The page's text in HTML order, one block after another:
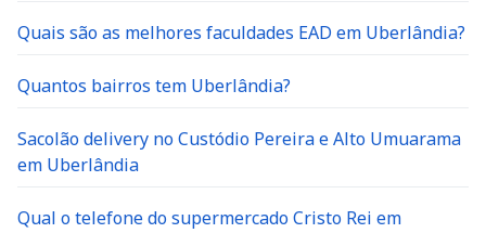
Quais são as melhores faculdades EAD em Uberlândia?
Quantos bairros tem Uberlândia?
Sacolão delivery no Custódio Pereira e Alto Umuarama
em Uberlândia
Qual o telefone do supermercado Cristo Rei em